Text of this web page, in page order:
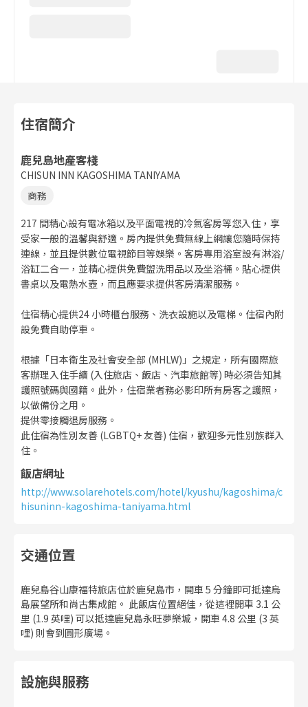
住宿簡介
鹿兒島地產客棧
CHISUN INN KAGOSHIMA TANIYAMA
商務
217 間精心設有電冰箱以及平面電視的冷氣客房等您入住，享
受家一般的溫馨與舒適。房內提供免費無線上網讓您隨時保持
連線，並且提供數位電視節目等娛樂。客房專用浴室設有淋浴/
浴缸二合一，並精心提供免費盥洗用品以及坐浴桶。貼心提供
書桌以及電熱水壺，而且應要求提供客房清潔服務。
住宿精心提供24 小時櫃台服務、洗衣設施以及電梯。住宿內附
設免費自助停車。
根據「日本衛生及社會安全部 (MHLW)」之規定，所有國際旅
客辦理入住手續 (入住旅店、飯店、汽車旅館等) 時必須告知其
護照號碼與國籍。此外，住宿業者務必影印所有房客之護照，
以做備份之用。
提供零接觸退房服務。
此住宿為性別友善 (LGBTQ+ 友善) 住宿，歡迎多元性別族群入
住。
飯店網址
http://www.solarehotels.com/hotel/kyushu/kagoshima/c
hisuninn-kagoshima-taniyama.html
交通位置
鹿兒島谷山康福特旅店位於鹿兒島市，開車 5 分鐘即可抵達烏
島展望所和尚古集成館。 此飯店位置絕佳，從這裡開車 3.1 公
里 (1.9 英哩) 可以抵達鹿兒島永旺夢樂城，開車 4.8 公里 (3 英
哩) 則會到圓形廣場。
設施與服務